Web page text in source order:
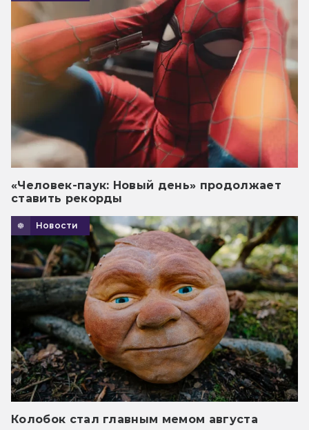
«Человек-паук: Новый день» продолжает
ставить рекорды
Новости
Колобок стал главным мемом августа